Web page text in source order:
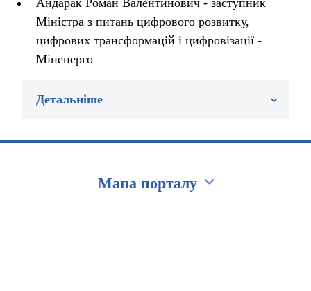
Андарак Роман Валентинович - заступник
Міністра з питань цифрового розвитку,
цифрових трансформацій і цифровізації -
Міненерго
Детальніше
Мапа порталу